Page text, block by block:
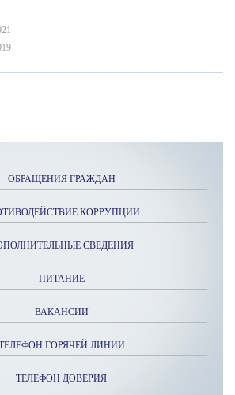
ОБРАЩЕНИЯ ГРАЖДАН
КОРРУПЦИИ
СВЕДЕНИЯ
ПИТАНИЕ
ВАКАНСИИ
ГОРЯЧЕЙ ЛИНИИ
ТЕЛЕФОН ДОВЕРИЯ